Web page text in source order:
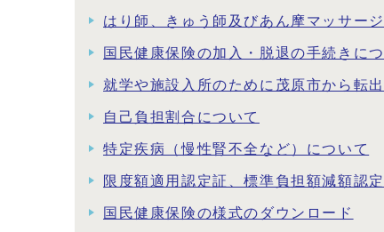
はり師、きゅう師及びあん摩マッサー
国民健康保険の加入・脱退の手続きに
就学や施設入所のために茂原市から転
自己負担割合について
特定疾病（慢性腎不全など）について
限度額適用認定証、標準負担額減額認
国民健康保険の様式のダウンロード